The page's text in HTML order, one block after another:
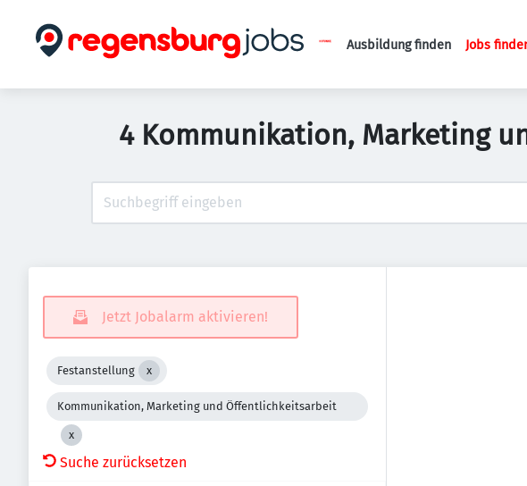
Ausbildung finden Jobs
4 Kommunikation, Marketing
Jetzt Jobalarm aktivieren!
Festanstellung
Kommunikation, Marketing und Öffentlichkeitsarbeit
Suche zurücksetzen